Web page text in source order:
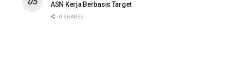
ASN Kerja Berbasis Target
0 SHARES